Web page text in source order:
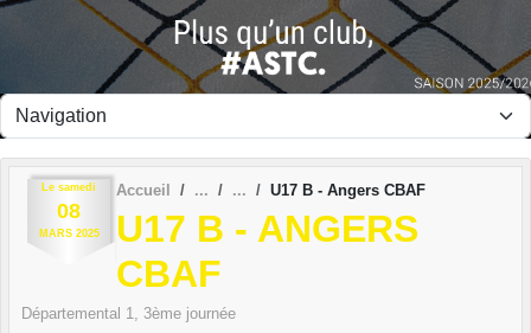
Le samedi
08
MARS 2025
Accueil U17 B - Angers CBAF
U17 B - ANGERS
CBAF
Départemental 1, 3ème journée
Panneau de gestion des cookies